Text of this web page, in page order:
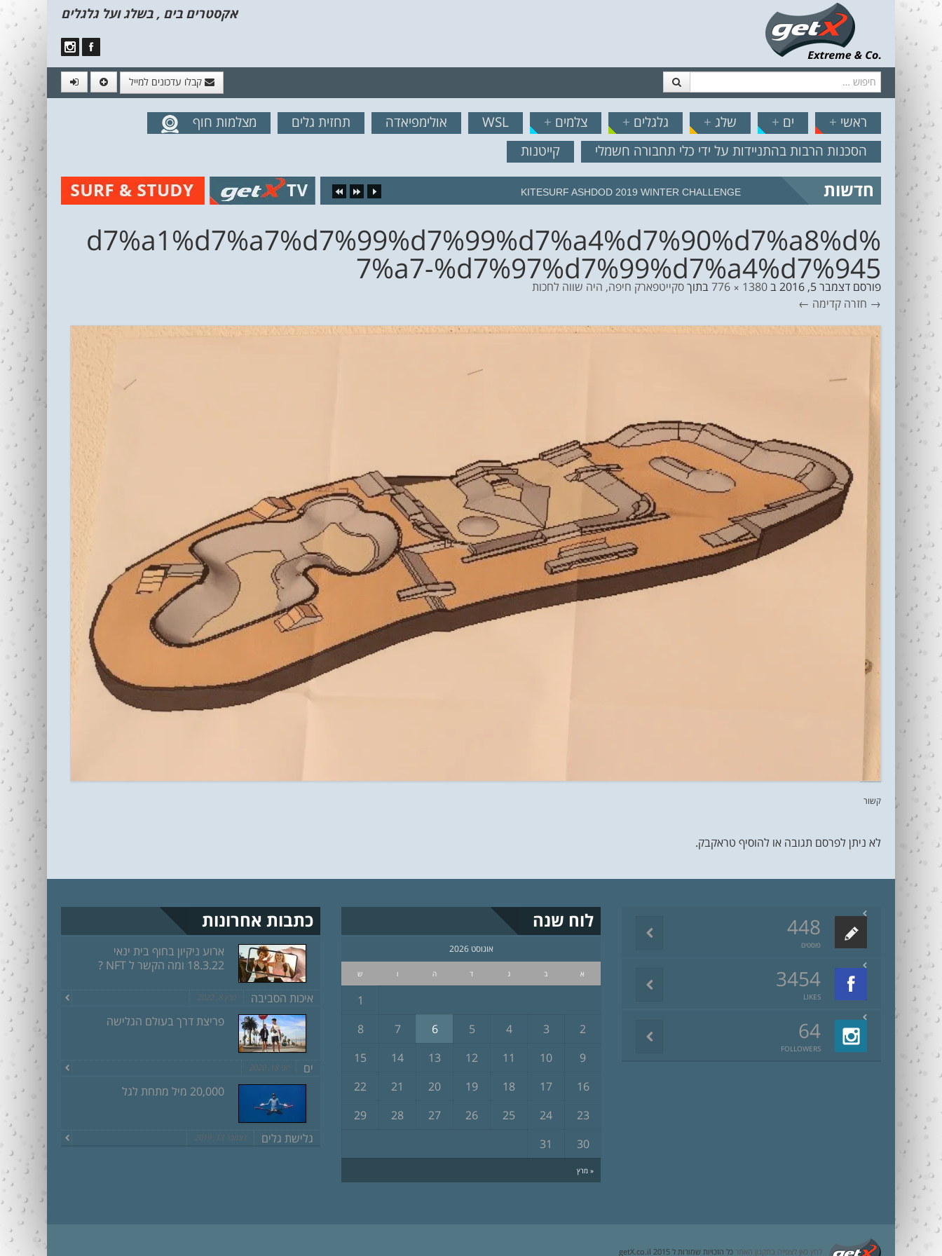
אקסטרים בים , בשלג ועל גלגלים
חיפוש קבלו עדכונים למייל
// הצטרף לרשימת תפוצה!נשמח לשלוח לך עדכונים חמים מהאתר תפריט
דלג לתוכן
ראשי + ים + שלג + גלגלים + צלמים +
WSL אולימפיאדה תחזית גלים
מצלמות חוף
הסכנות הרבות בהתניידות על ידי כלי תחבורה חשמלי
קייטנות
חדשות KITESURF ASHDOD 2019 WINTER CHALLENGE
%d7%a1%d7%a7%d7%99%d7%99%d7%a4%d7%90%d7%a8%d
7%a7-%d7%97%d7%99%d7%a4%d7%945
פורסם דצמבר 5, 2016 ב1380 × 776 בתוךסקייטפארק חיפה, היה שווה לחכות
→ חזרה קדימה ←
קשור
לא ניתן לפרסם תגובה או להוסיף טראקבק.
448
פוסטים
3454
LIKES
64
FOLLOWERS
לוח שנה
אוגוסט 2026
א ב ג ד ה ו ש
« מרץ
1
2
3
4
5
6
7
8
9
10
11
12
13
14
15
16
17
18
19
20
21
22
23
24
25
26
27
28
29
30
31
כתבות אחרונות
ארוע ניקיון בחוף בית ינאי
18.3.22 ומה הקשר ל NFT ?
איכות הסביבה מרץ 8, 2022
פריצת דרך בעולם הגלישה
ים יוני 18, 2020
20,000 מיל מתחת לגל
גלישת גלים דצמבר 13, 2019
לחץ כאן לצפייה בתקנון האתר כל הזכויות שמורות ל getX.co.il 2015